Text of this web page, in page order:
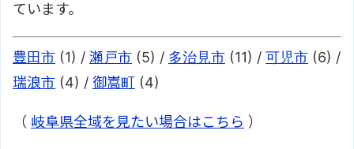
ています。
豊田市 (1) / 瀬戸市 (5) / 多治見市 (11) / 可児市 (6) /
瑞浪市 (4) / 御嵩町 (4)
（ 岐阜県全域を見たい場合はこちら ）